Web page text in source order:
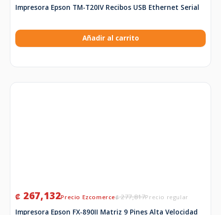
Impresora Epson TM-T20IV Recibos USB Ethernet Serial
Añadir al carrito
₡277,817
₡ 267,132
Impresora Epson FX-890II Matriz 9 Pines Alta Velocidad